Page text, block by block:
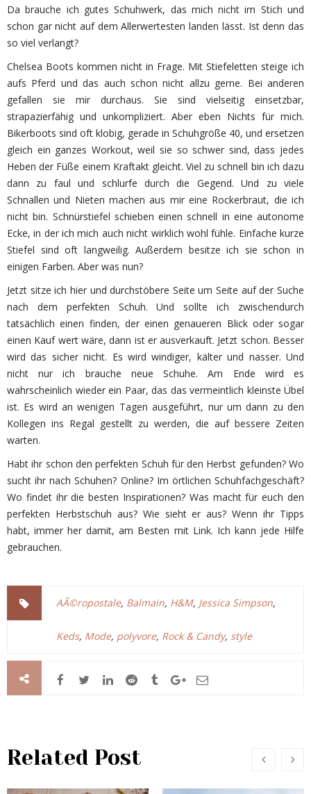
Da brauche ich gutes Schuhwerk, das mich nicht im Stich und
schon gar nicht auf dem Allerwertesten landen lässt. Ist denn das
so viel verlangt?
Chelsea Boots kommen nicht in Frage. Mit Stiefeletten steige ich
aufs Pferd und das auch schon nicht allzu gerne. Bei anderen
gefallen sie mir durchaus. Sie sind vielseitig einsetzbar,
strapazierfähig und unkompliziert. Aber eben Nichts für mich.
Bikerboots sind oft klobig, gerade in Schuhgröße 40, und ersetzen
gleich ein ganzes Workout, weil sie so schwer sind, dass jedes
Heben der Füße einem Kraftakt gleicht. Viel zu schnell bin ich dazu
dann zu faul und schlurfe durch die Gegend. Und zu viele
Schnallen und Nieten machen aus mir eine Rockerbraut, die ich
nicht bin. Schnürstiefel schieben einen schnell in eine autonome
Ecke, in der ich mich auch nicht wirklich wohl fühle. Einfache kurze
Stiefel sind oft langweilig. Außerdem besitze ich sie schon in
einigen Farben. Aber was nun?
Jetzt sitze ich hier und durchstöbere Seite um Seite auf der Suche
nach dem perfekten Schuh. Und sollte ich zwischendurch
tatsächlich einen finden, der einen genaueren Blick oder sogar
einen Kauf wert wäre, dann ist er ausverkauft. Jetzt schon. Besser
wird das sicher nicht. Es wird windiger, kälter und nasser. Und
nicht nur ich brauche neue Schuhe. Am Ende wird es
wahrscheinlich wieder ein Paar, das das vermeintlich kleinste Übel
ist. Es wird an wenigen Tagen ausgeführt, nur um dann zu den
Kollegen ins Regal gestellt zu werden, die auf bessere Zeiten
warten.
Habt ihr schon den perfekten Schuh für den Herbst gefunden? Wo
sucht ihr nach Schuhen? Online? Im örtlichen Schuhfachgeschäft?
Wo findet ihr die besten Inspirationen? Was macht für euch den
perfekten Herbstschuh aus? Wie sieht er aus? Wenn ihr Tipps
habt, immer her damit, am Besten mit Link. Ich kann jede Hilfe
gebrauchen.
AÃ©ropostale, Balmain, H&M, Jessica Simpson,
Keds, Mode, polyvore, Rock & Candy, style
Related Post